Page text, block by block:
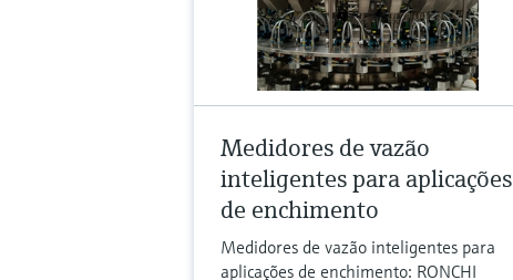
Medidores de vazão
inteligentes para aplicações
de enchimento
Medidores de vazão inteligentes para
aplicações de enchimento: RONCHI